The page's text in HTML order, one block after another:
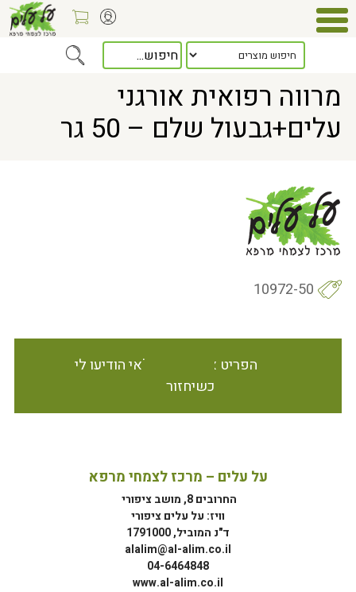
> מרווה רפואית אורגני עלים+גבעול שלם – 50 גר
מרווה רפואית אורגני
עלים+גבעול שלם – 50 גר
10972-50
הפריט אינו זמין במלאי הודיעו לי
כשיחזור
על עלים – מרכז לצמחי מרפא
החרובים 8, מושב ציפורי
וויז: על עלים ציפורי
ד"נ המוביל, 1791000
alalim@al-alim.co.il
04-6464848
www.al-alim.co.il